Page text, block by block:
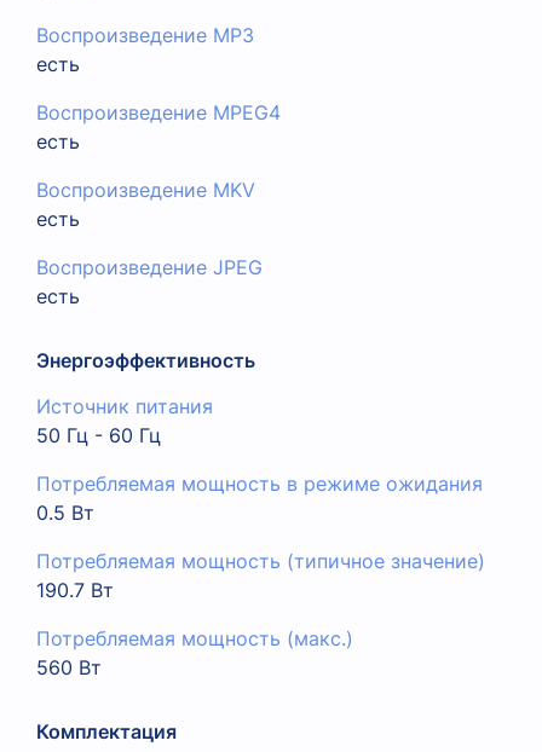
Воспроизведение MP3
есть
Воспроизведение MPEG4
есть
Воспроизведение MKV
есть
Воспроизведение JPEG
есть
Энергоэффективность
Источник питания
50 Гц - 60 Гц
Потребляемая мощность в режиме ожидания
0.5 Вт
Потребляемая мощность (типичное значение)
190.7 Вт
Потребляемая мощность (макс.)
560 Вт
Комплектация